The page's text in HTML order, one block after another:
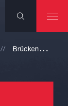
B
rückenabschnitt nach genauem Zeitplan installiert